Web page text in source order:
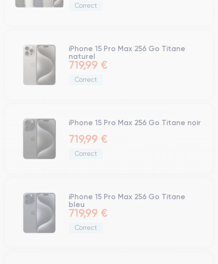
Correct
iPhone 15 Pro Max 256 Go Titane
naturel
719,99 €
Correct
iPhone 15 Pro Max 256 Go Titane noir
719,99 €
Correct
iPhone 15 Pro Max 256 Go Titane
bleu
719,99 €
Correct